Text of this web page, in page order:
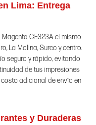
Lima: Entrega
Magenta CE323A el mismo
La Molina, Surco y centro.
seguro y rápido, evitando
de tus impresiones
adicional de envío en
y Duraderas